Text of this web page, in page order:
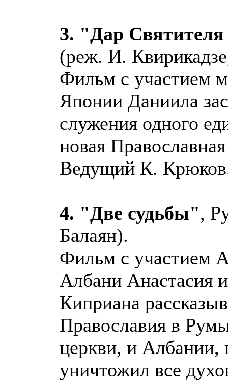
3. "Дар
(реж. И.
Фильм с участием
Японии Даниила
служения одного
новая
Ведущий К.
4. "Две судьбы",
Балаян).
Фильм с участием
Албани Анастасия
Киприана
Православия в
церкви, и Албании,
уничтожил все